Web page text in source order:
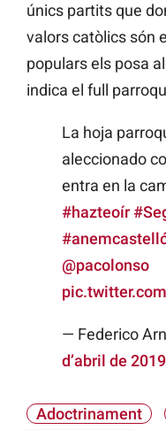
únics partits que
valors catòlics són
populars els posa
indica el full
La hoja
aleccionado
entra en la
#hazteoír
@pacolonso
— Federico
d’abril de 2019
Adoctrinament